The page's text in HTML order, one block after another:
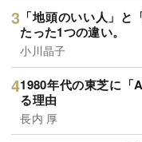
「地頭のいい人」と
たった1つの違い。
小川晶子
1980年代の東芝に「
る理由
長内 厚